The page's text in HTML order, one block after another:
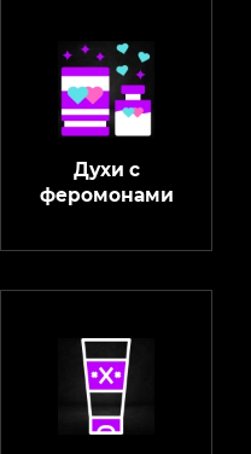
Духи с
феромонами